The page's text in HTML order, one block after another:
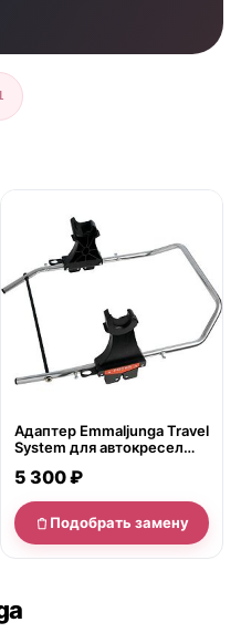
Адаптер Emmaljunga Travel
System для автокресел
5 300 ₽
Подобрать замену